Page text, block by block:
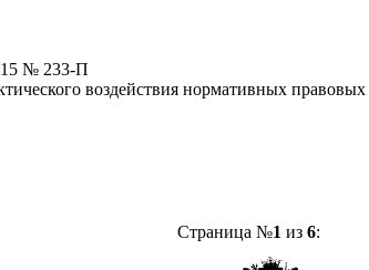
№ 233-П
воздействия нормативных
Страница №1 из 6: